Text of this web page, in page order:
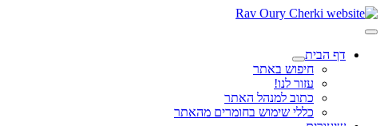
דף הבית
חיפוש באתר
עזור לנו!
כתוב למנהל האתר
כללי שימוש בחומרים מהאתר